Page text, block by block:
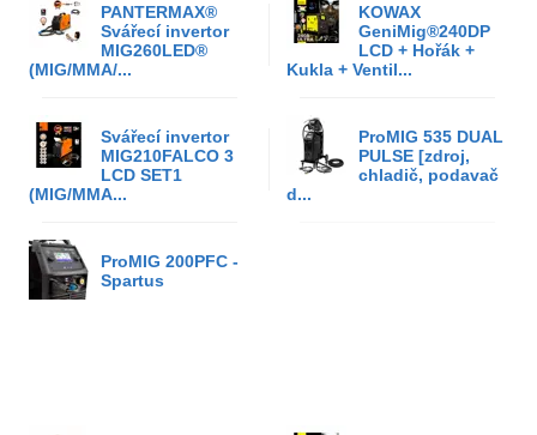
PANTERMAX®
Svářecí invertor
MIG260LED®
(MIG/MMA/...
KOWAX
GeniMig®240DP
LCD + Hořák +
Kukla + Ventil...
Svářecí invertor
MIG210FALCO 3
LCD SET1
(MIG/MMA...
ProMIG 535 DUAL
PULSE [zdroj,
chladič, podavač
d...
ProMIG 200PFC -
Spartus